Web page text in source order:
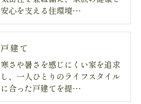
安心を支える住環境…
戸建て
寒さや暑さを感じにくい家を追求
し、一人ひとりのライフスタイル
に合った戸建てを提…